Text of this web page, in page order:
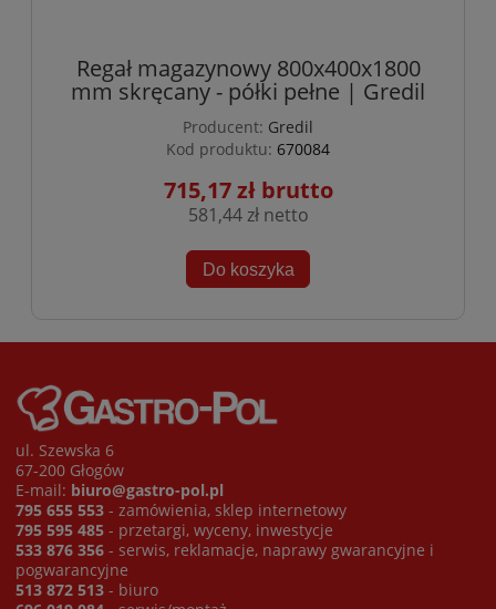
Regał magazynowy 800x400x1800
mm skręcany - półki pełne | Gredil
Producent: Gredil
Kod produktu: 670084
715,17 zł
581,44 zł
Do koszyka
ul. Szewska 6
67-200 Głogów
E-mail: biuro@gastro-pol.pl
795 655 553 - zamówienia, sklep internetowy
795 595 485 - przetargi, wyceny, inwestycje
533 876 356 - serwis, reklamacje, naprawy gwarancyjne i
pogwarancyjne
513 872 513 - biuro